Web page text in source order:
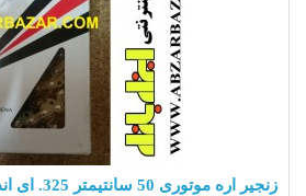
زنجیر اره موتوری 50 سانتیمتر 325. ای اند اس E&S